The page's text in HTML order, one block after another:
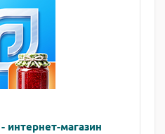
интернет-магазин